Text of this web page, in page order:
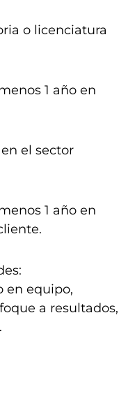
o licenciatura
1 año en
el sector
1 año en
en equipo,
a resultados,